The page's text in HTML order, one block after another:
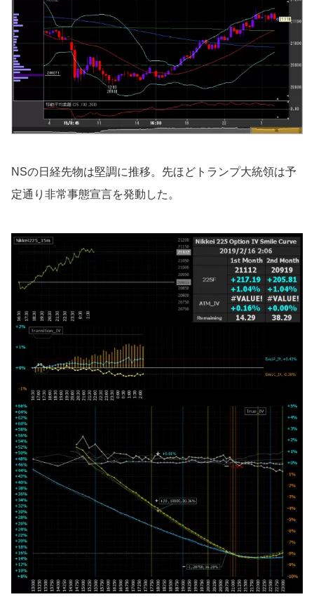
NSの日経先物は堅調に推移。先ほどトランプ大統領は予
定通り非常事態宣言を発動した。